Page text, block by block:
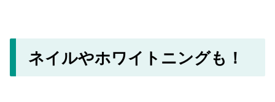
ネイルやホワイトニングも！